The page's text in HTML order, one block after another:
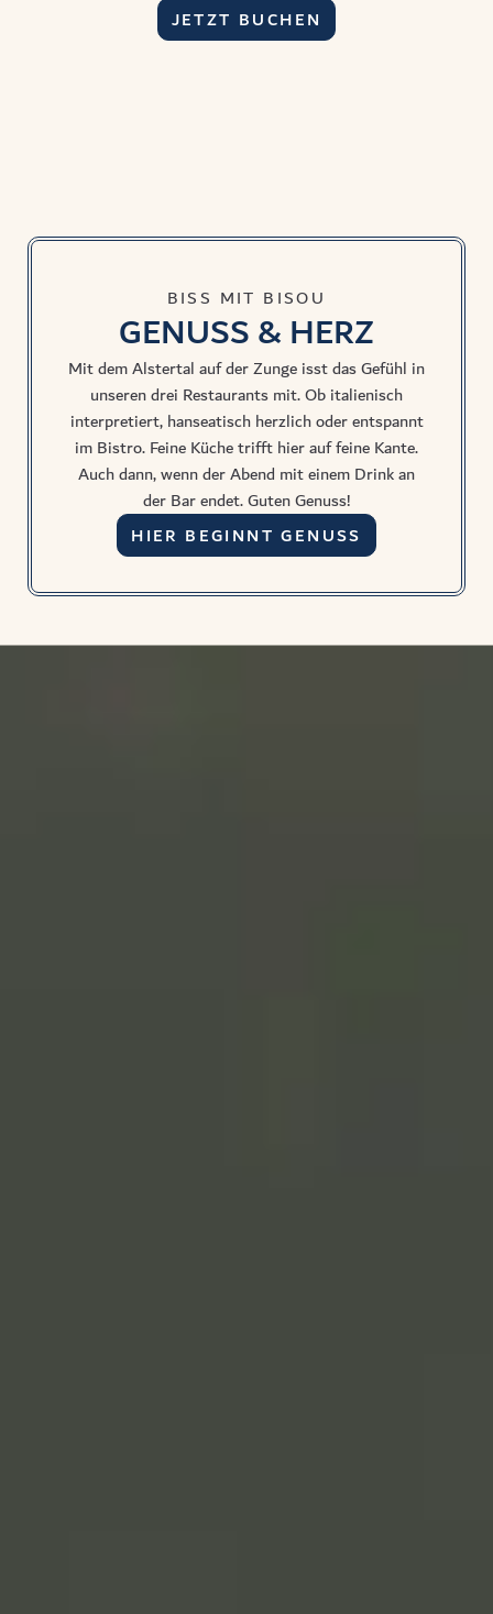
JETZT BUCHEN
BISS MIT BISOU
GENUSS & HERZ
Mit dem Alstertal auf der Zunge isst das Gefühl in
unseren drei Restaurants mit. Ob italienisch
interpretiert, hanseatisch herzlich oder entspannt
im Bistro. Feine Küche trifft hier auf feine Kante.
Auch dann, wenn der Abend mit einem Drink an
der Bar endet. Guten Genuss!
HIER BEGINNT GENUSS